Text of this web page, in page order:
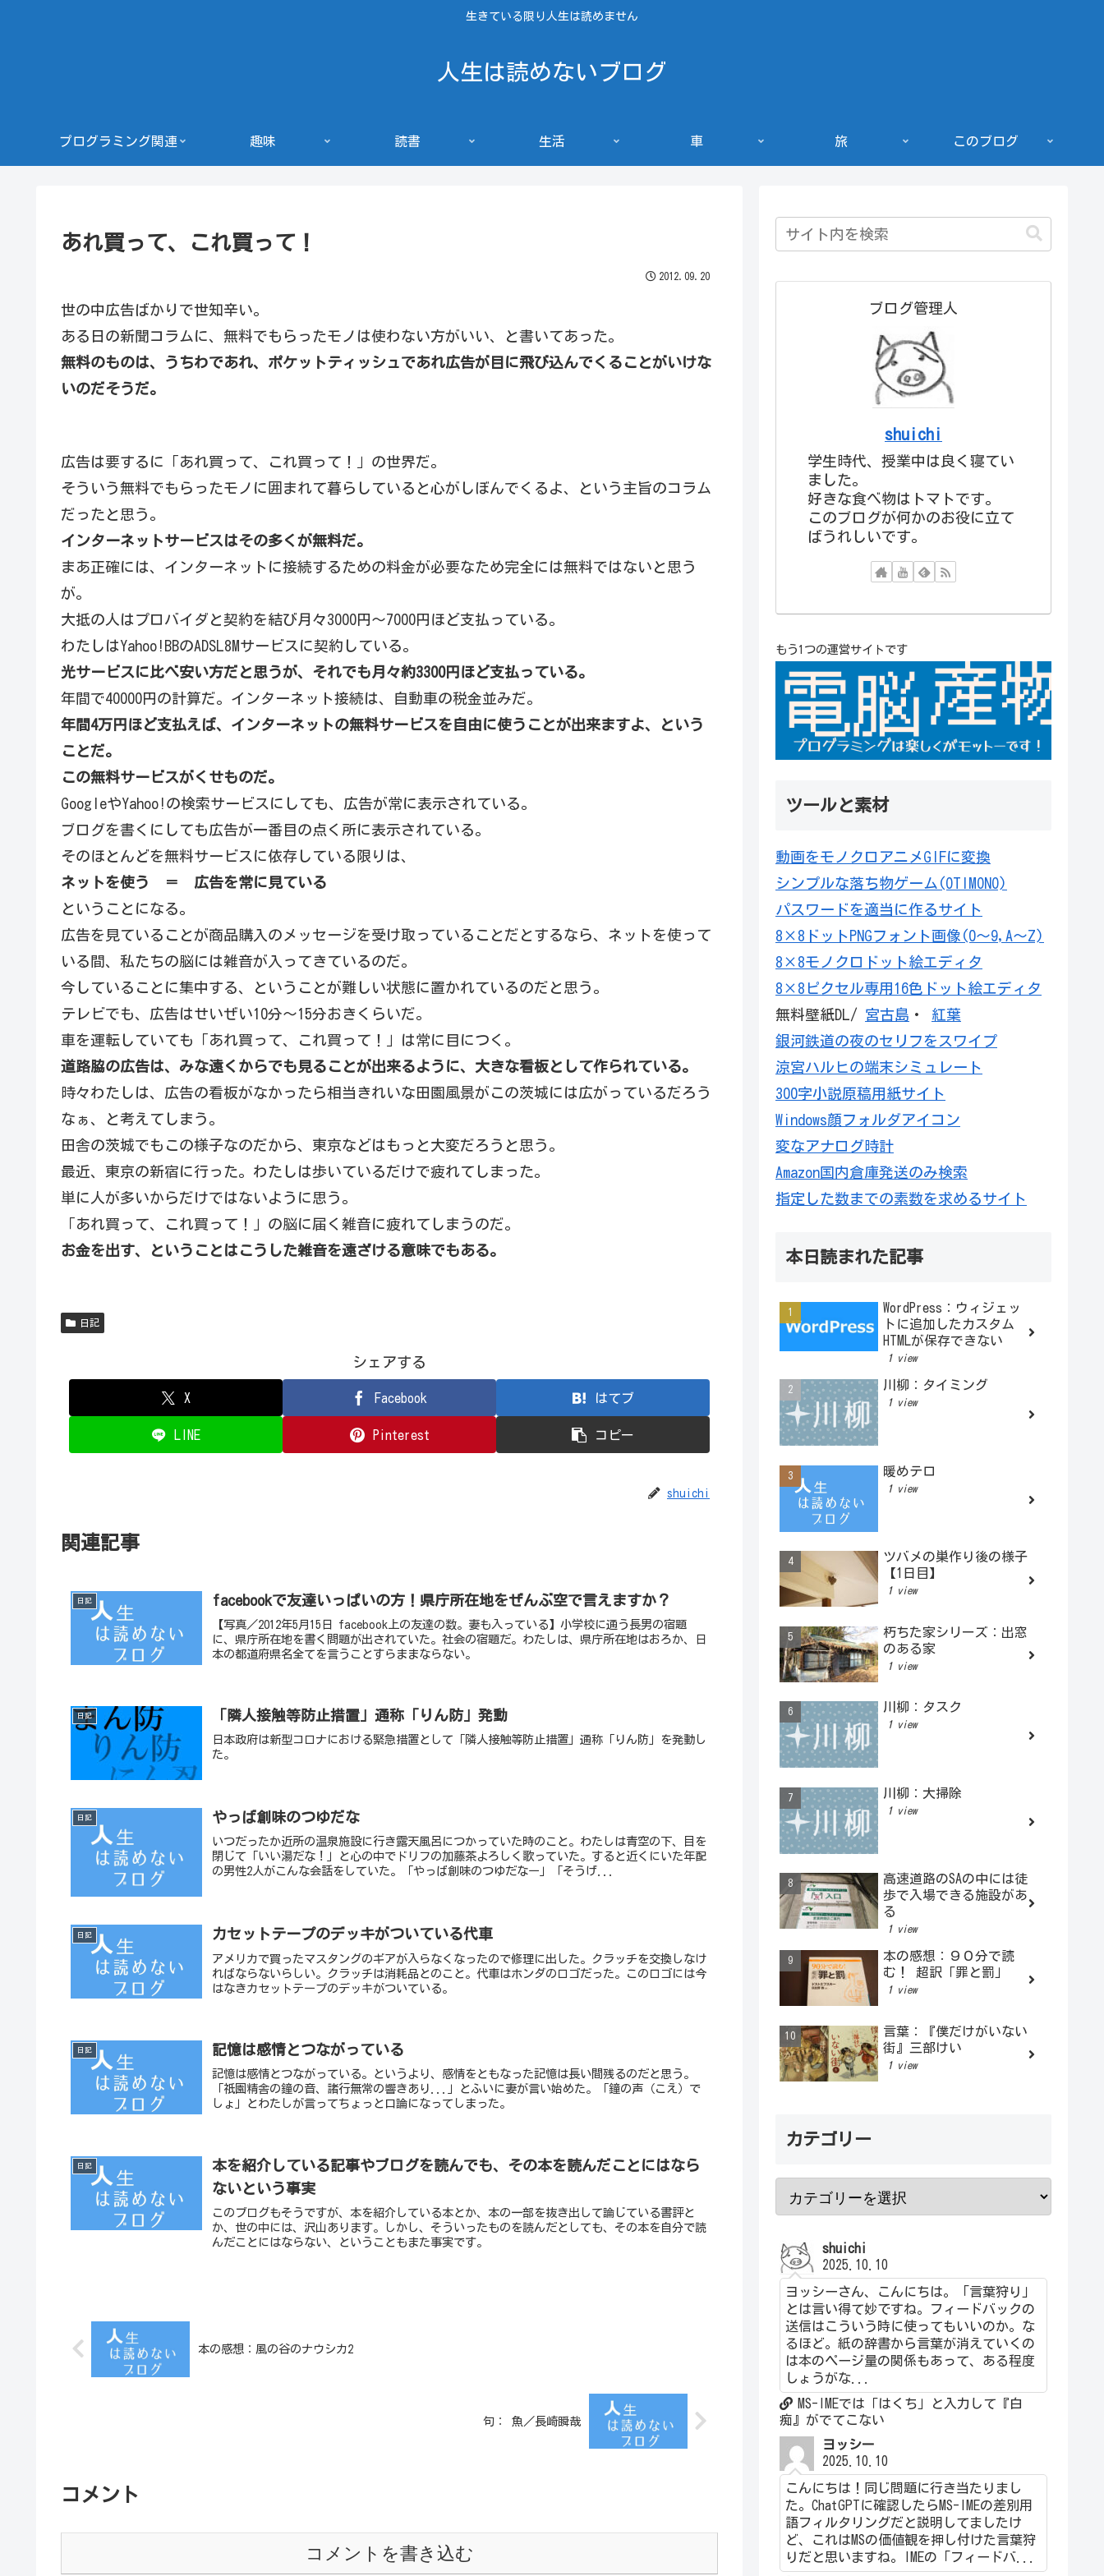
生きている限り人生は読めません
人生は読めないブログ
プログラミング関連 趣味 読書 生活 車 旅 このブログ
あれ買って、これ買って！
2012.09.20
世の中広告ばかりで世知辛い。
ある日の新聞コラムに、無料でもらったモノは使わない方がいい、と書いてあった。
無料のものは、うちわであれ、ポケットティッシュであれ広告が目に飛び込んでくることがいけな
いのだそうだ。
広告は要するに「あれ買って、これ買って！」の世界だ。
そういう無料でもらったモノに囲まれて暮らしていると心がしぼんでくるよ、という主旨のコラム
だったと思う。
インターネットサービスはその多くが無料だ。
まあ正確には、インターネットに接続するための料金が必要なため完全には無料ではないと思う
が。
大抵の人はプロバイダと契約を結び月々3000円〜7000円ほど支払っている。
わたしはYahoo!BBのADSL8Mサービスに契約している。
光サービスに比べ安い方だと思うが、それでも月々約3300円ほど支払っている。
年間で40000円の計算だ。インターネット接続は、自動車の税金並みだ。
年間4万円ほど支払えば、インターネットの無料サービスを自由に使うことが出来ますよ、という
ことだ。
この無料サービスがくせものだ。
GoogleやYahoo!の検索サービスにしても、広告が常に表示されている。
ブログを書くにしても広告が一番目の点く所に表示されている。
そのほとんどを無料サービスに依存している限りは、
ネットを使う ＝ 広告を常に見ている
ということになる。
広告を見ていることが商品購入のメッセージを受け取っていることだとするなら、ネットを使って
いる間、私たちの脳には雑音が入ってきているのだ。
今していることに集中する、ということが難しい状態に置かれているのだと思う。
テレビでも、広告はせいぜい10分〜15分おきくらいだ。
車を運転していても「あれ買って、これ買って！」は常に目につく。
道路脇の広告は、みな遠くからでも見ることが出来るように、大きな看板として作られている。
時々わたしは、広告の看板がなかったら相当きれいな田園風景がこの茨城には広がっているだろう
なぁ、と考えてしまう。
田舎の茨城でもこの様子なのだから、東京などはもっと大変だろうと思う。
最近、東京の新宿に行った。わたしは歩いているだけで疲れてしまった。
単に人が多いからだけではないように思う。
「あれ買って、これ買って！」の脳に届く雑音に疲れてしまうのだ。
お金を出す、ということはこうした雑音を遠ざける意味でもある。
日記
シェアする
X Facebook はてブ
LINE Pinterest コピー
shuichi
関連記事
日記 facebookで友達いっぱいの方！県庁所在地をぜんぶ空で言えますか？
【写真／2012年5月15日 facebook上の友達の数。妻も入っている】小学校に通う長男の宿題
に、県庁所在地を書く問題が出されていた。社会の宿題だ。わたしは、県庁所在地はおろか、日
本の都道府県名全てを言うことすらままならない。
日記 「隣人接触等防止措置」通称「りん防」発動
日本政府は新型コロナにおける緊急措置として「隣人接触等防止措置」通称「りん防」を発動し
た。
日記 やっば創味のつゆだな
いつだったか近所の温泉施設に行き露天風呂につかっていた時のこと。わたしは青空の下、目を
閉じて「いい湯だな！」と心の中でドリフの加藤茶よろしく歌っていた。すると近くにいた年配
の男性2人がこんな会話をしていた。「やっば創味のつゆだなー」「そうげ...
日記 カセットテープのデッキがついている代車
アメリカで買ったマスタングのギアが入らなくなったので修理に出した。クラッチを交換しなけ
ればならないらしい。クラッチは消耗品とのこと。代車はホンダのロゴだった。このロゴには今
はなきカセットテープのデッキがついている。
日記 記憶は感情とつながっている
記憶は感情とつながっている。というより、感情をともなった記憶は長い間残るのだと思う。
「祇園精舎の鐘の音、諸行無常の響きあり...」とふいに妻が言い始めた。「鐘の声（こえ）で
しょ」とわたしが言ってちょっと口論になってしまった。
日記
本を紹介している記事やブログを読んでも、その本を読んだことにはなら
ないという事実
このブログもそうですが、本を紹介している本とか、本の一部を抜き出して論じている書評と
か、世の中には、沢山あります。しかし、そういったものを読んだとしても、その本を自分で読
んだことにはならない、ということもまた事実です。
本の感想：風の谷のナウシカ2
句： 魚／長崎瞬哉
コメント
コメントを書き込む
ブログ管理人
shuichi
学生時代、授業中は良く寝てい
ました。
好きな食べ物はトマトです。
このブログが何かのお役に立て
ばうれしいです。
もう1つの運営サイトです
ツールと素材
動画をモノクロアニメGIFに変換
シンプルな落ち物ゲーム(OTIMONO)
パスワードを適当に作るサイト
8×8ドットPNGフォント画像(0～9,A～Z)
8×8モノクロドット絵エディタ
8×8ピクセル専用16色ドット絵エディタ
無料壁紙DL/ 宮古島 ・ 紅葉
銀河鉄道の夜のセリフをスワイプ
涼宮ハルヒの端末シミュレート
300字小説原稿用紙サイト
Windows顔フォルダアイコン
変なアナログ時計
Amazon国内倉庫発送のみ検索
指定した数までの素数を求めるサイト
本日読まれた記事
WordPress：ウィジェッ
トに追加したカスタム
HTMLが保存できない
1 view
川柳：タイミング
1 view
暖めテロ
1 view
ツバメの巣作り後の様子
【1日目】
1 view
朽ちた家シリーズ：出窓
のある家
1 view
川柳：タスク
1 view
川柳：大掃除
1 view
高速道路のSAの中には徒
歩で入場できる施設があ
る
1 view
本の感想：９０分で読
む！ 超訳「罪と罰」
1 view
言葉：『僕だけがいない
街』三部けい
1 view
カテゴリー
shuichi
2025.10.10
ヨッシーさん、こんにちは。「言葉狩り」
とは言い得て妙ですね。フィードバックの
送信はこういう時に使ってもいいのか。な
るほど。紙の辞書から言葉が消えていくの
は本のページ量の関係もあって、ある程度
しょうがな...
MS-IMEでは「はくち」と入力して『白
痴』がでてこない
ヨッシー
2025.10.10
こんにちは！同じ問題に行き当たりまし
た。ChatGPTに確認したらMS-IMEの差別用
語フィルタリングだと説明してましたけ
ど、これはMSの価値観を押し付けた言葉狩
りだと思いますね。IMEの「フィードバ...